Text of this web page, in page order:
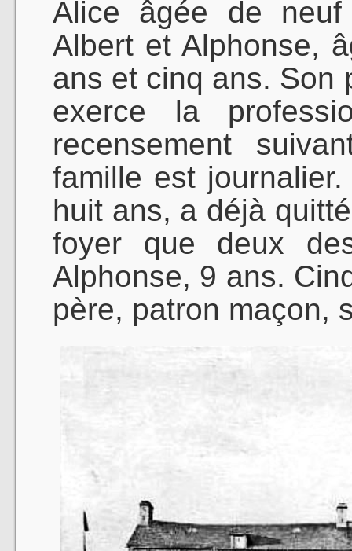
Alice âgée de
Albert et Alphonse,
ans et cinq ans. Son
exerce la
recensement
famille est
huit ans, a déjà
foyer que deux
Alphonse, 9 ans.
père, patron maçon,